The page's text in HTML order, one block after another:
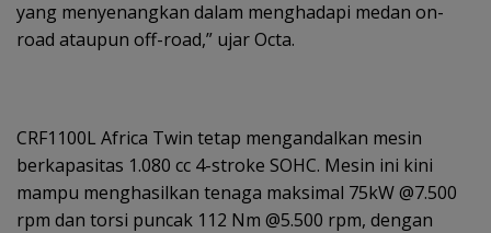
yang menyenangkan dalam menghadapi medan on-
road ataupun off-road,” ujar Octa.
CRF1100L Africa Twin tetap mengandalkan mesin
berkapasitas 1.080 cc 4-stroke SOHC. Mesin ini kini
mampu menghasilkan tenaga maksimal 75kW @7.500
rpm dan torsi puncak 112 Nm @5.500 rpm, dengan